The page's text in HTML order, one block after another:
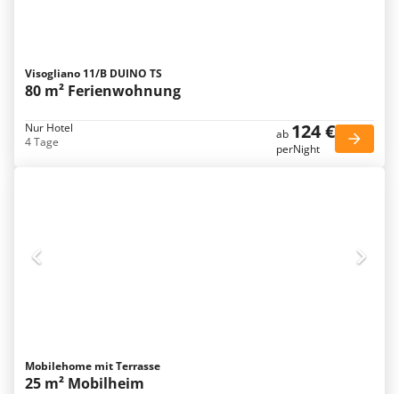
Visogliano 11/B DUINO TS
80 m² Ferienwohnung
Nur Hotel
4 Tage
ab 124 €
perNight
Mobilehome mit Terrasse
25 m² Mobilheim